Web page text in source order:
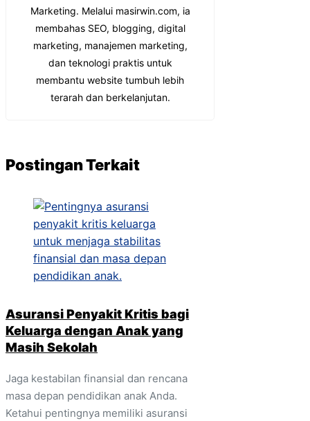
Marketing. Melalui masirwin.com, ia
membahas SEO, blogging, digital
marketing, manajemen marketing,
dan teknologi praktis untuk
membantu website tumbuh lebih
terarah dan berkelanjutan.
Postingan Terkait
Asuransi Penyakit Kritis bagi
Keluarga dengan Anak yang
Masih Sekolah
Jaga kestabilan finansial dan rencana
masa depan pendidikan anak Anda.
Ketahui pentingnya memiliki asuransi